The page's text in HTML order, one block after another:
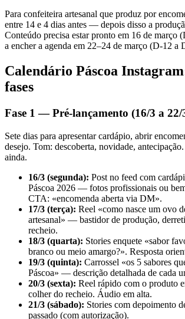
Para confeiteira artesanal que produz por
entre 14 e 4 dias antes — depois disso a
Conteúdo precisa estar pronto em 16 de março
a encher a agenda em 22–24 de março (D-12 a
Calendário Páscoa
fases
Fase 1 — Pré-lançamento (16/3 a 22/
Sete dias para apresentar cardápio, abrir
desejo. Tom: descoberta, novidade,
ainda.
16/3 (segunda): Post no feed com
Páscoa 2026 — fotos profissionais ou
CTA: «encomenda aberta via DM».
17/3 (terça): Reel «como nasce um ovo
artesanal» — bastidor de produção,
recheio.
18/3 (quarta): Stories enquete «sabor
branco ou meio amargo?». Resposta
19/3 (quinta): Carrossel «os 5 sabores
Páscoa» — descrição detalhada de cada
20/3 (sexta): Reel rápido com o produto
colher do recheio. Áudio em alta.
21/3 (sábado): Stories com depoimento
passado (com autorização).